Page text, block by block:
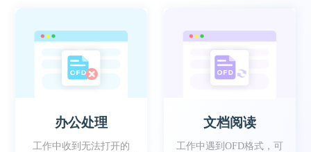
办公处理
工作中收到无法打开的
文档阅读
工作中遇到OFD格式，可
工作中会收到部分OFD格式的档案，就会用这